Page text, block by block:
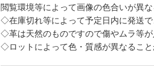
閲覧環境等によって画像の色合いが異な
◇在庫切れ等によって予定日内に発送で
◇革は天然のものですので傷やムラ等が
◇ロットによって色・質感が異なること